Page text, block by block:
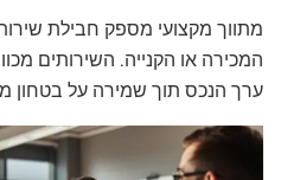
מתווך מקצועי מספק חבילת
המכירה או הקנייה. השירותים
ערך הנכס תוך שמירה על בטחון